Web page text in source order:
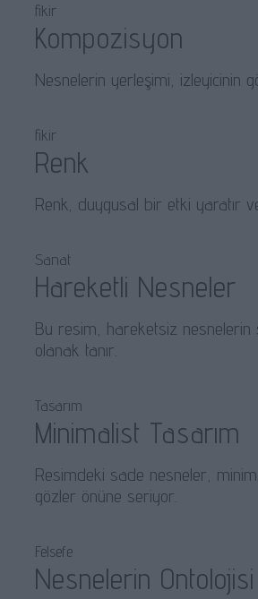
fikir
Kompozisyon
Nesnelerin yerleşimi, izleyicinin
fikir
Renk
Renk, duygusal bir etki yaratır
Sanat
Hareketli Nesneler
Bu resim, hareketsiz nesnelerin
olanak tanır.
Tasarım
Minimalist Tasarım
Resimdeki sade nesneler,
gözler önüne seriyor.
Felsefe
Nesnelerin Ontolojisi